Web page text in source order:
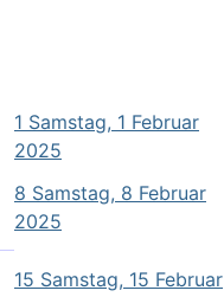
1 Samstag, 1 Februar
2025
8 Samstag, 8 Februar
2025
15 Samstag, 15 Februar